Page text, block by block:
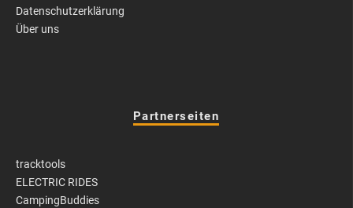
Datenschutzerklärung
Über uns
Partnerseiten
tracktools
ELECTRIC RIDES
CampingBuddies